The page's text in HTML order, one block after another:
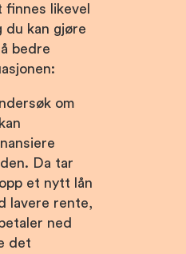
finnes likevel
du kan gjøre
bedre
om
Da tar
et nytt lån
lavere rente,
ned
det